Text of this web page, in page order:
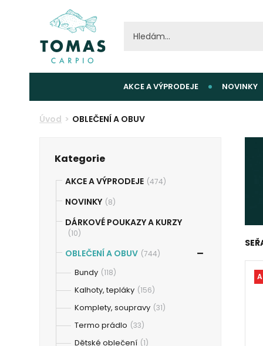
AKCE A VÝPRODEJE NOVINKY
Úvod OBLEČENÍ A OBUV
Kategorie
AKCE A VÝPRODEJE (474)
NOVINKY (8)
DÁRKOVÉ POUKAZY A KURZY
(10)
OBLEČENÍ A OBUV (744)
Bundy (118)
Kalhoty, tepláky (156)
Komplety, soupravy (31)
Termo prádlo (33)
Dětské oblečení (1)